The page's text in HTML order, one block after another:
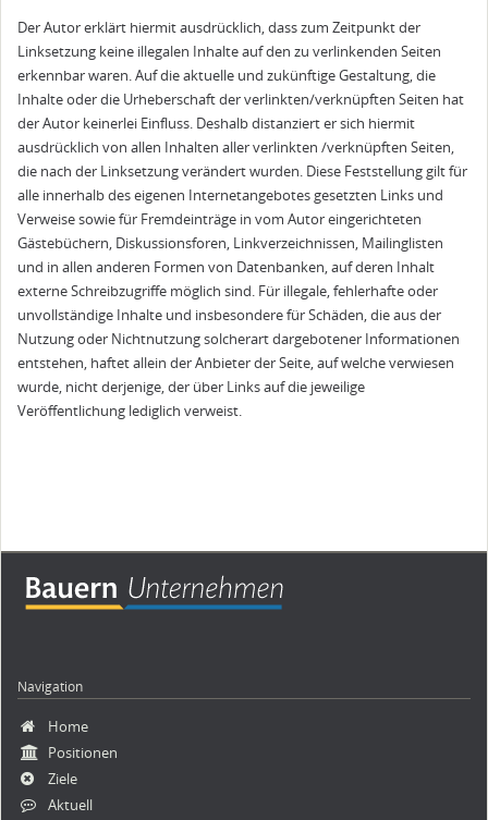
Der Autor erklärt hiermit ausdrücklich, dass zum Zeitpunkt der
Linksetzung keine illegalen Inhalte auf den zu verlinkenden Seiten
erkennbar waren. Auf die aktuelle und zukünftige Gestaltung, die
Inhalte oder die Urheberschaft der verlinkten/verknüpften Seiten hat
der Autor keinerlei Einfluss. Deshalb distanziert er sich hiermit
ausdrücklich von allen Inhalten aller verlinkten /verknüpften Seiten,
die nach der Linksetzung verändert wurden. Diese Feststellung gilt für
alle innerhalb des eigenen Internet­angebotes gesetzten Links und
Verweise sowie für Fremdeinträge in vom Autor eingerichteten
Gästebüchern, Diskussionsforen, Linkverzeichnissen, Mailinglisten
und in allen anderen Formen von Datenbanken, auf deren Inhalt
externe Schreibzugriffe möglich sind. Für illegale, fehlerhafte oder
unvollständige Inhalte und insbesondere für Schäden, die aus der
Nutzung oder Nichtnutzung solcherart dargebotener Informationen
entstehen, haftet allein der Anbieter der Seite, auf welche verwiesen
wurde, nicht derjenige, der über Links auf die jeweilige
Veröffentlichung lediglich verweist.
Navigation
überspringen
Home
Positionen
Ziele
Aktuell